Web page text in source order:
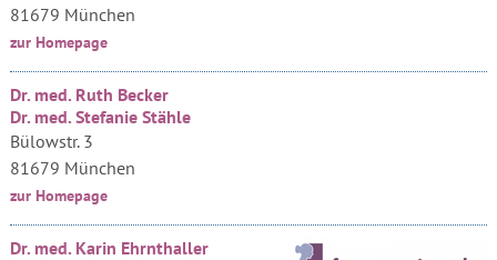
81679 München
zur Homepage
Dr. med. Ruth Becker
Dr. med. Stefanie Stähle
Bülowstr. 3
81679 München
zur Homepage
Dr. med. Karin Ehrnthaller